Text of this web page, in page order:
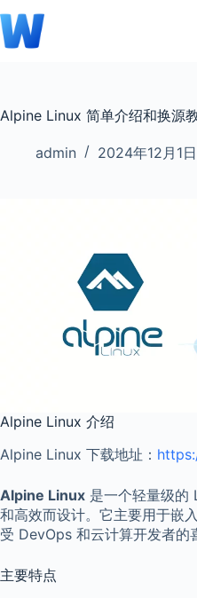
至
内
Alpine Linux 简单介绍和换源
admin 2024年12月1日
Alpine Linux 介绍
Alpine Linux 下载地址：
Alpine Linux 是一个轻量级的
和高效而设计。它主要用于嵌
受 DevOps 和云计算开发者的
主要特点